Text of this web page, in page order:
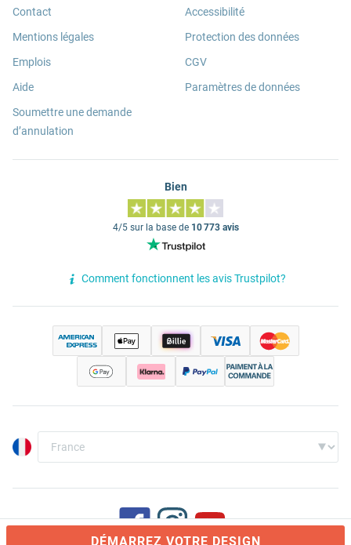
DÉMARREZ VOTRE DESIGN
Contact
Mentions légales
Emplois
Aide
Soumettre une demande
d’annulation
Accessibilité
Protection des données
CGV
Paramètres de données
Bien
4/5 sur la base de 10 773 avis
Comment fonctionnent les avis Trustpilot?